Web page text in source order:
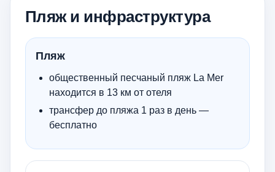
Пляж и инфраструктура
Пляж
общественный песчаный пляж La Mer
находится в 13 км от отеля
трансфер до пляжа 1 раз в день —
бесплатно